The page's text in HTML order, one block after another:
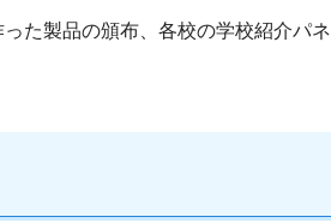
た製品の頒布、各校の学校紹介